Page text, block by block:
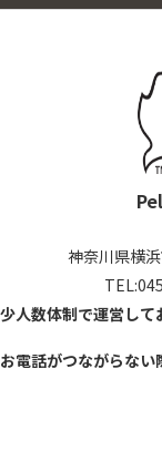
神奈川県横
TEL:
少人数体制で運営し
お電話がつながらな